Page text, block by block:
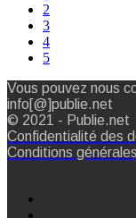
2
3
4
5
Vous pouvez nous
info[@]publie.net
© 2021 - Publie.net
Confidentialité des
Conditions